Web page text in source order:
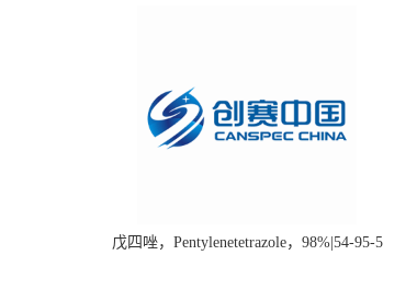
戊四唑，Pentylenetetrazole，98%|54-95-5